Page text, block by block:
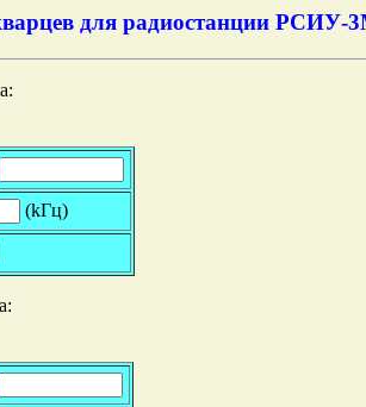
для радиостанции РСИУ-
(kГц)